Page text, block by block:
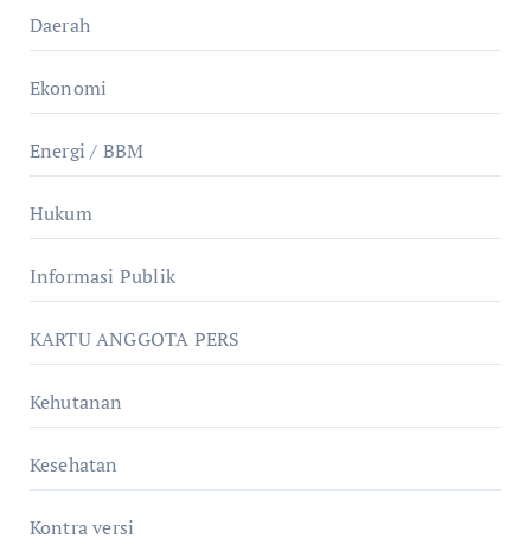
Daerah
Ekonomi
Energi / BBM
Hukum
Informasi Publik
KARTU ANGGOTA PERS
Kehutanan
Kesehatan
Kontra versi